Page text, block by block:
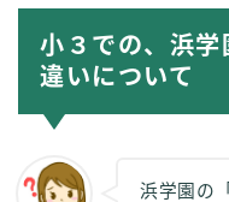
小３での、浜学
違いについて
浜学園の